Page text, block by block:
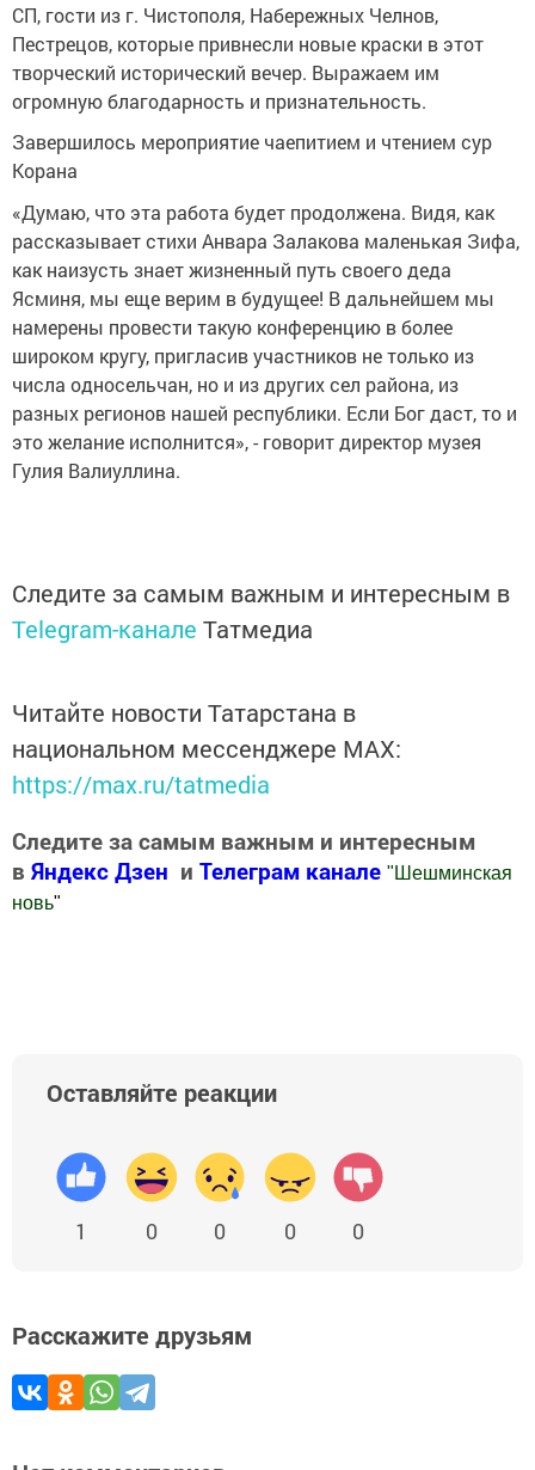
СП, гости из г. Чистополя, Набережных Челнов,
Пестрецов, которые привнесли новые краски в этот
творческий исторический вечер. Выражаем им
огромную благодарность и признательность.
Завершилось мероприятие чаепитием и чтением сур
Корана
«Думаю, что эта работа будет продолжена. Видя, как
рассказывает стихи Анвара Залакова маленькая Зифа,
как наизусть знает жизненный путь своего деда
Ясминя, мы еще верим в будущее! В дальнейшем мы
намерены провести такую конференцию в более
широком кругу, пригласив участников не только из
числа односельчан, но и из других сел района, из
разных регионов нашей республики. Если Бог даст, то и
это желание исполнится», - говорит директор музея
Гулия Валиуллина.
Следите за самым важным и интересным в
Telegram-канале Татмедиа
Читайте новости Татарстана в
национальном мессенджере MАХ:
https://max.ru/tatmedia
Следите за самым важным и интересным
в Яндекс Дзен и Телеграм канале " Шешминская
новь"
Оставляйте реакции
1 0 0 0 0
Расскажите друзьям